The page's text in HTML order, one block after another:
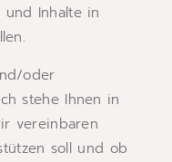
Inhalte in
oder
stehe Ihnen in
vereinbaren
soll und ob